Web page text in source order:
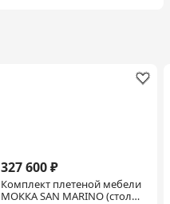
327 600 ₽
Комплект плетеной мебели
МОККА SAN MARINO (стол